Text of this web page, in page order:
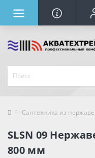
Сантехника из
SLSN 09
800 мм